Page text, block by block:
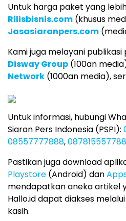
Untuk harga paket yang
Rilisbisnis.com (khusus
Jasasiaranpers.com
Kami juga melayani
Disway Group (100an
Network (1000an media),
Untuk informasi, hubungi
Siaran Pers Indonesia (PSPI):
08557777888,087815557788
Pastikan juga download
Playstore (Android) dan
mendapatkan aneka artikel
Hallo.id dapat diakses melalui
kasih.